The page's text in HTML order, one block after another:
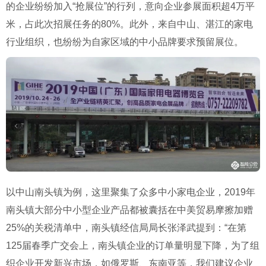
的企业纷纷加入“抢展位”的行列，意向企业参展面积超4万平
米，占此次招展任务的80%。此外，来自中山、湛江的家电
行业组织，也纷纷为自家区域的中小品牌要求预留展位。
以中山南头镇为例，这里聚集了众多中小家电企业，2019年
南头镇大部分中小型企业产品都被囊括在中美贸易摩擦加赠
25%的关税清单中，南头镇经信局局长张泽武提到：“在第
125届春季广交会上，南头镇企业的订单量明显下降，为了组
织企业开发新兴市场，如俄罗斯、东南亚等，我们建议企业